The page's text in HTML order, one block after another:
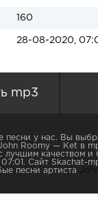
160
28-08-2020,
mp3
песни у нас. Вы
Roomy — Ket в
лучшим качеством и
Сайт Skachat-
песни артиста